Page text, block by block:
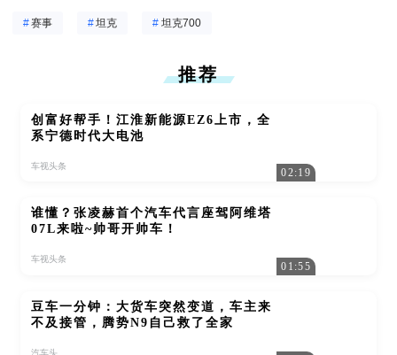
#赛事 #坦克 # 坦克700
推荐
创富好帮手！江淮新能源EZ6上市，全
系宁德时代大电池
车视头条
02:19
谁懂？张凌赫首个汽车代言座驾阿维塔
07L来啦~帅哥开帅车！
车视头条
01:55
豆车一分钟：大货车突然变道，车主来
不及接管，腾势N9自己救了全家
汽车头